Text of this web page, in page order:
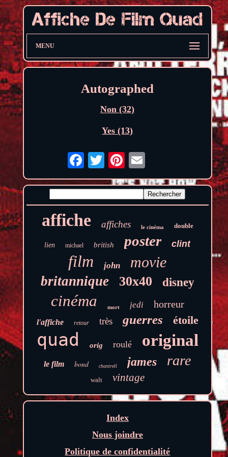
MENU
Autographed
Non (32)
Yes (13)
affiche affiches le cinéma double
lien michael british poster clint
film john movie
britannique 30x40 disney
cinéma mort jedi horreur
l'affiche retour très guerres étoile
quad orig roulé original
le film bond chantrell james rare
walt vintage
Index
Nous joindre
Politique de confidentialité